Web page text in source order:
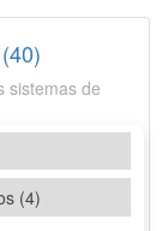
sistemas de
(4)